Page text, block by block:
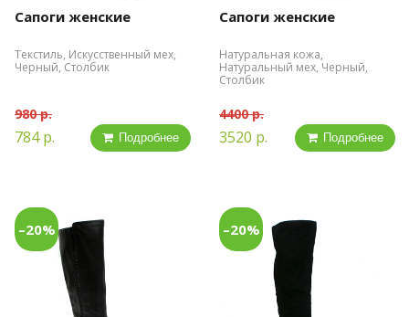
Сапоги женские
Текстиль, Искусственный мех,
Черный, Столбик
980 р.
784 р. Подробнее
Сапоги женские
Натуральная кожа,
Натуральный мех, Черный,
Столбик
4400 р.
3520 р. Подробнее
–20% –20%